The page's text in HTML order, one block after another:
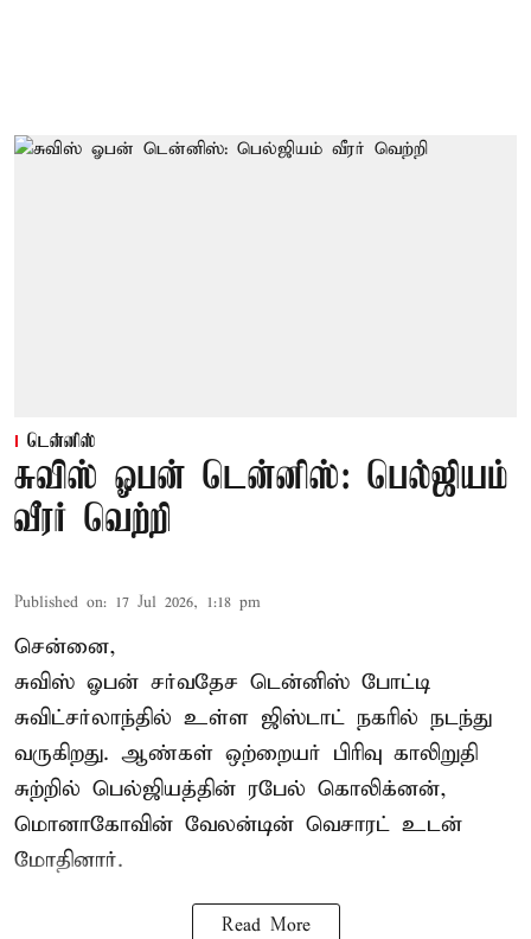
டென்னிஸ்
சுவிஸ் ஓபன் டென்னிஸ்: பெல்ஜியம்
வீரர் வெற்றி
Published on: 17 Jul 2026, 1:18 pm
சென்னை,
சுவிஸ் ஓபன் சர்வதேச டென்னிஸ் போட்டி
சுவிட்சர்லாந்தில் உள்ள ஜிஸ்டாட் நகரில் நடந்து
வருகிறது. ஆண்கள் ஒற்றையர் பிரிவு காலிறுதி
சுற்றில் பெல்ஜியத்தின் ரபேல் கொலிக்னன்,
மொனாகோவின் வேலன்டின் வெசாரட் உடன்
மோதினார்.
Read More